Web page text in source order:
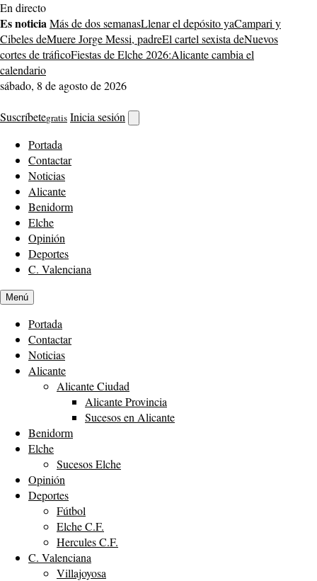
Saltar
al
contenido
En directo
Es noticiaMás de dos semanasLlenar el depósito yaCampari y
Cibeles deMuere Jorge Messi, padreEl cartel sexista deNuevos
cortes de tráficoFiestas de Elche 2026:Alicante cambia el
calendario
sábado, 8 de agosto de 2026
Suscríbetegratis Inicia sesión
buscador
Portada
Contactar
Noticias
Alicante
Benidorm
Elche
Opinión
Deportes
C. Valenciana
Menú
Portada
Contactar
Noticias
Alicante
Alicante Ciudad
Alicante Provincia
Sucesos en Alicante
Benidorm
Elche
Sucesos Elche
Opinión
Deportes
Fútbol
Elche C.F.
Hercules C.F.
C. Valenciana
Villajoyosa